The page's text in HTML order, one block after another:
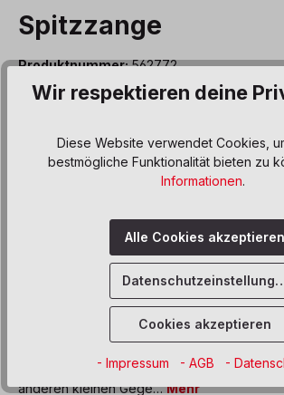
Spitzzange
Produktnummer:562772
5,80 €*
Produkt Anzahl: Gib den
In den
Sofort verfügbar, Lieferzeit: 5 Werktage
Zum Merkzettel hinzufügen
Halten und Biegen von Drähten, dünneren
anderen kleinen Gege…Mehr
Wir respektieren deine
Diese Website verwendet Cookies,
bestmögliche Funktionalität bieten zu
Informationen.
Alle Cookies akzeptieren
Cookies akzeptieren
- Impressum - AGB -